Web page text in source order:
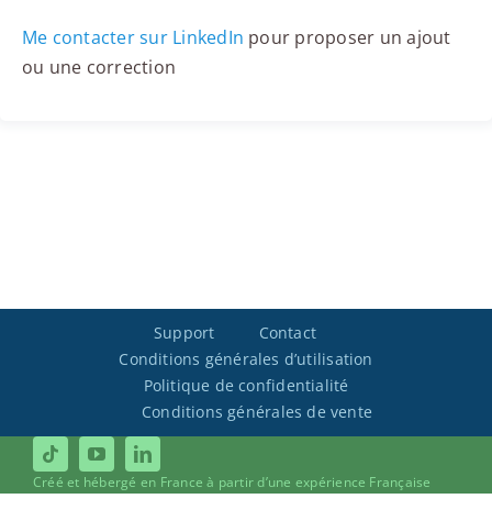
Me contacter sur LinkedIn pour proposer un ajout
ou une correction
Support
Contact
Conditions générales d’utilisation
Politique de confidentialité
Conditions générales de vente
Créé et hébergé en France à partir d’une expérience Française